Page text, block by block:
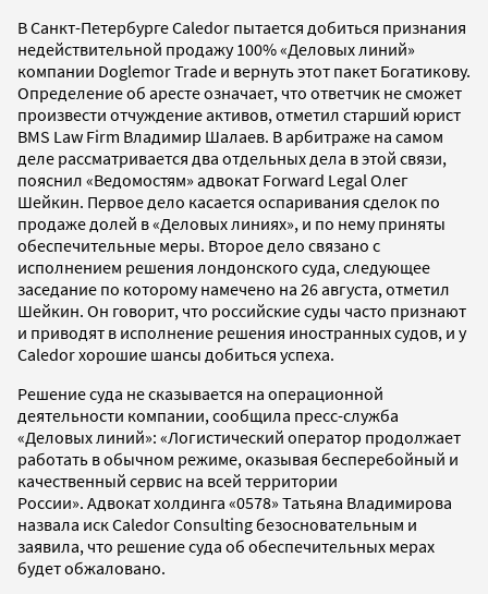
В Санкт-Петербурге Caledor пытается добиться признания
недействительной продажу 100% «Деловых линий»
компании Doglemor Trade и вернуть этот пакет Богатикову.
Определение об аресте означает, что ответчик не сможет
произвести отчуждение активов, отметил старший юрист
BMS Law Firm Владимир Шалаев. В арбитраже на самом
деле рассматривается два отдельных дела в этой связи,
пояснил «Ведомостям» адвокат Forward Legal Олег
Шейкин. Первое дело касается оспаривания сделок по
продаже долей в «Деловых линиях», и по нему приняты
обеспечительные меры. Второе дело связано с
исполнением решения лондонского суда, следующее
заседание по которому намечено на 26 августа, отметил
Шейкин. Он говорит, что российские суды часто признают
и приводят в исполнение решения иностранных судов, и у
Caledor хорошие шансы добиться успеха.
Решение суда не сказывается на операционной
деятельности компании, сообщила пресс-служба
«Деловых линий»: «Логистический оператор продолжает
работать в обычном режиме, оказывая бесперебойный и
качественный сервис на всей территории
России». Адвокат холдинга «0578» Татьяна Владимирова
назвала иск Caledor Consulting безосновательным и
заявила, что решение суда об обеспечительных мерах
будет обжаловано.